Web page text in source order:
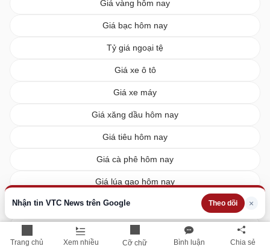
Trang chủ Xem nhiều Cỡ chữ Bình luận Chia sẻ
Nhận tin VTC News trên Google Theo dõi ×
Giá vàng hôm nay
Giá bạc hôm nay
Tỷ giá ngoại tệ
Giá xe ô tô
Giá xe máy
Giá xăng dầu hôm nay
Giá tiêu hôm nay
Giá cà phê hôm nay
Giá lúa gạo hôm nay
XSMN hôm nay
XSMB hôm nay